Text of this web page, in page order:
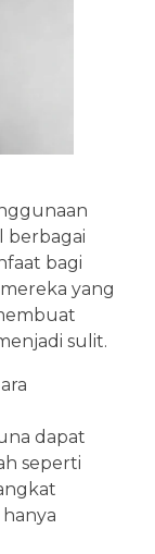
berbagai
bagi
yang
sulit.
dapat
seperti